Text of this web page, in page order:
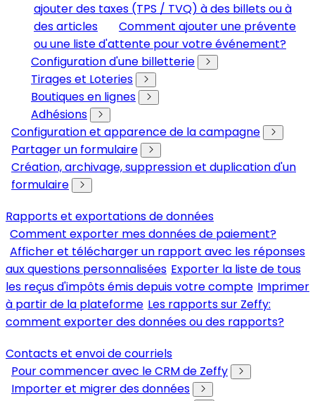
ajouter des taxes (TPS / TVQ) à des billets ou à
des articles
Comment ajouter une prévente
ou une liste d'attente pour votre événement?
Configuration d'une billetterie
Tirages et Loteries
Boutiques en lignes
Adhésions
Configuration et apparence de la campagne
Partager un formulaire
Création, archivage, suppression et duplication d'un
formulaire
Rapports et exportations de données
Comment exporter mes données de paiement?
Afficher et télécharger un rapport avec les réponses
aux questions personnalisées Exporter la liste de tous
les reçus d'impôts émis depuis votre compte Imprimer
à partir de la plateforme Les rapports sur Zeffy:
comment exporter des données ou des rapports?
Contacts et envoi de courriels
Pour commencer avec le CRM de Zeffy
Importer et migrer des données